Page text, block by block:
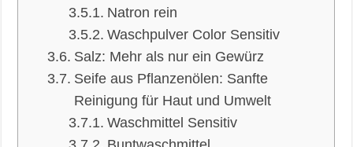
Natron rein
Waschpulver Color Sensitiv
Salz: Mehr als nur ein Gewürz
Seife aus Pflanzenölen: Sanfte
Reinigung für Haut und Umwelt
Waschmittel Sensitiv